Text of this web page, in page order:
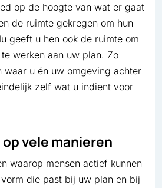
op de hoogte van wat er gaat
de ruimte gekregen om hun
geeft u hen ook de ruimte om
werken aan uw plan. Zo
waar u én uw omgeving achter
zelf wat u indient voor
vele manieren
waarop mensen actief kunnen
die past bij uw plan en bij